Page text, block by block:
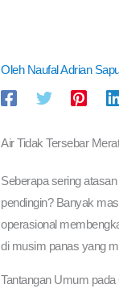
Oleh Naufal Adrian
Air Tidak Tersebar
Seberapa sering
pendingin? Banyak
operasional
di musim panas yang
Tantangan Umum